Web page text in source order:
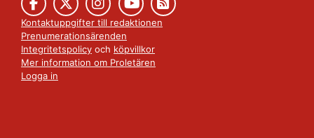
Kontaktuppgifter till redaktionen
Prenumerationsärenden
Integritetspolicy och köpvillkor
Mer information om Proletären
Logga in